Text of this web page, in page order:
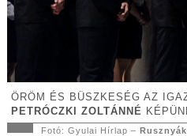
ÖRÖM ÉS BÜSZKESÉG AZ
PETRÓCZKI ZOLTÁNNÉ
Fotó: Gyulai Hírlap –